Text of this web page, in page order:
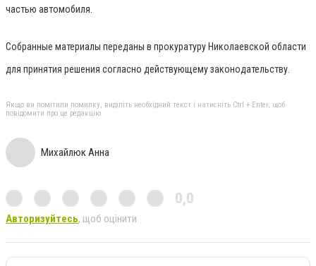
частью автомобиля.
Собранные материалы переданы в прокуратуру Николаевской области
для принятия решения согласно действующему законодательству.
Якщо ви помітили помилку, виділіть необхідний текст і натисніть Ctrl + Enter, щоб
повідомити про це редакцію
Михайлюк Анна
0,0
Авторизуйтесь, щоб оцінити